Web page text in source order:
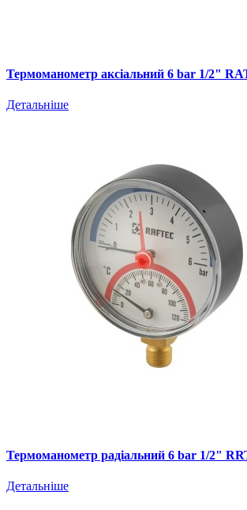
Термоманометр аксіальний 6 bar 1/2"
Детальніше
Термоманометр радіальний 6 bar 1/2"
Детальніше